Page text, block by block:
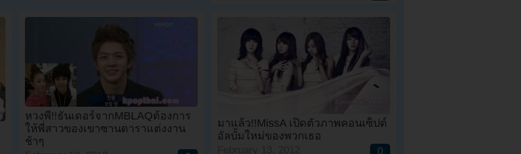
หวงพี่!!ธันเดอร์จากMBLAQต้องการ
ให้พี่สาวของเขาซานดาราแต่งงาน
ช้าๆ
มาแล้ว!!MissA เปิดตัวภาพคอนเซ็ปต์
อัลบั้มใหม่ของพวกเธอ
0